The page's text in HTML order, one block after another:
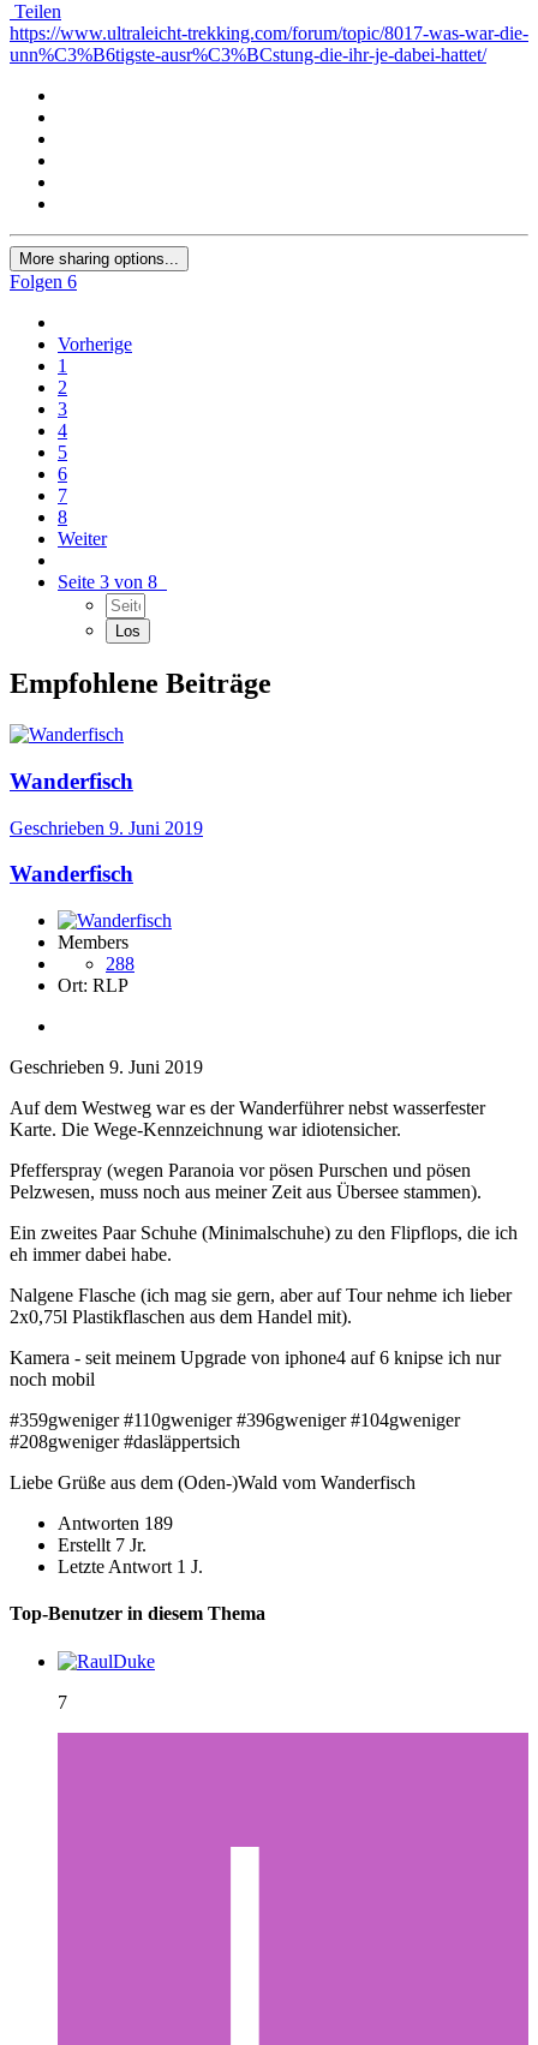
Teilen
https://www.ultraleicht-trekking.com/forum/topic/8017-was-war-die-
unn%C3%B6tigste-ausr%C3%BCstung-die-ihr-je-dabei-hattet/
More sharing options...
Folgen 6
Vorherige
1
2
3
4
5
6
7
8
Weiter
Seite 3 von 8
Empfohlene Beiträge
Wanderfisch
Geschrieben 9. Juni 2019
Wanderfisch
Members
288
Ort: RLP
Geschrieben 9. Juni 2019
Auf dem Westweg war es der Wanderführer nebst wasserfester
Karte. Die Wege-Kennzeichnung war idiotensicher.
Pfefferspray (wegen Paranoia vor pösen Purschen und pösen
Pelzwesen, muss noch aus meiner Zeit aus Übersee stammen).
Ein zweites Paar Schuhe (Minimalschuhe) zu den Flipflops, die ich
eh immer dabei habe.
Nalgene Flasche (ich mag sie gern, aber auf Tour nehme ich lieber
2x0,75l Plastikflaschen aus dem Handel mit).
Kamera - seit meinem Upgrade von iphone4 auf 6 knipse ich nur
noch mobil
#359gweniger #110gweniger #396gweniger #104gweniger
#208gweniger #dasläppertsich
Liebe Grüße aus dem (Oden-)Wald vom Wanderfisch
Antworten 189
Erstellt 7 Jr.
Letzte Antwort 1 J.
Top-Benutzer in diesem Thema
7